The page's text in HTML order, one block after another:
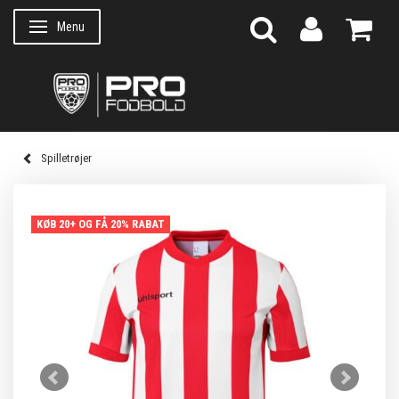
Skifte navigation
Menu
Spilletrøjer
KØB 20+ OG FÅ 20% RABAT